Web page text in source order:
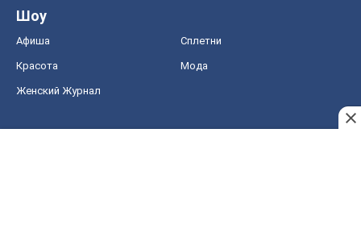
Шоу
Афиша Сплетни
Красота Мода
Женский Журнал